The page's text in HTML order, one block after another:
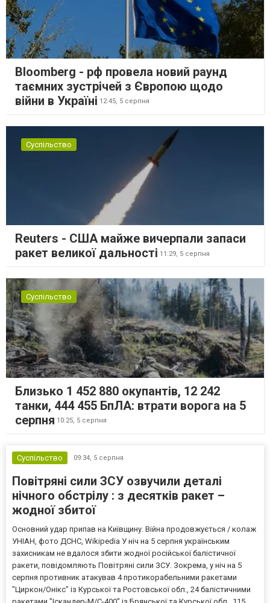
Bloomberg - рф провела новий раунд
таємних зустрічей з Європою щодо
війни в Україні 12:45, 5 серпня
Суспільство
Reuters - США майже вичерпали запаси
ракет великої дальності 11:29, 5 серпня
Суспільство
Близько 1 452 880 окупантів, 12 242
танки, 444 455 БпЛА: втрати ворога на 5
серпня 10:25, 5 серпня
Суспільство 09:34, 5 серпня
Повітряні сили ЗСУ озвучили деталі
нічного обстрілу : з десятків ракет –
жодної збитої
Основний удар припав на Київщину. Війна продовжується / колаж
УНІАН, фото ДСНС, Wikipedia У ніч на 5 серпня українським
захисникам не вдалося збити жодної російської балістичної
ракети, повідомляють Повітряні сили ЗСУ. Зокрема, у ніч на 5
серпня противник атакував 4 протикорабельними ракетами
"Циркон/Онікс" із Курської та Ростовської обл., 24 балістичними